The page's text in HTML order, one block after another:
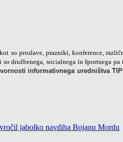
so proslave, prazniki, konference,
družbenega, socialnega in športnega
informativnega uredništva